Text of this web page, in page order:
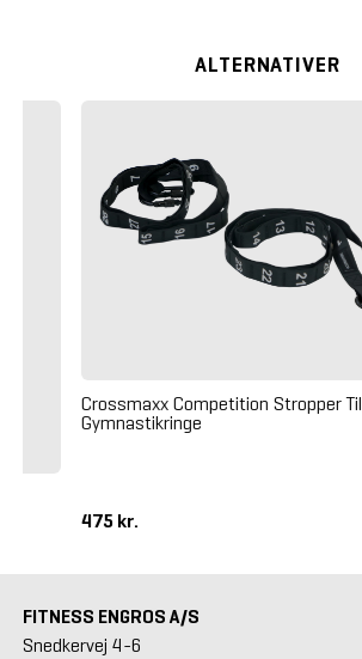
ALTERNATIVER
Crossmaxx Competition Stropper Til
Gymnastikringe
475 kr.
FITNESS ENGROS A/S
Snedkervej 4-6